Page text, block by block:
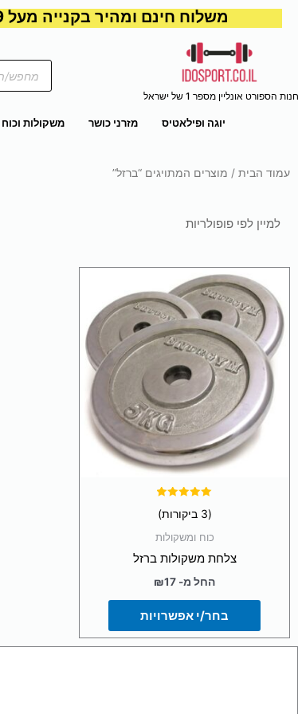
משלוח חינם ומהיר בקנייה מעל ₪199
חנות הספורט אונליין מספר 1 של ישראל
Products
search
יוגה ופילאטיס מזרני כושר משקולות וכוח
עמוד הבית / מוצרים המתויגים “ברזל”
5.00
(3 ביקורות)
כוח ומשקולות
צלחת משקולות ברזל
החל מ- ₪17
בחר/י אפשרויות
זה
יש
מספר
סוגים.
ניתן
את
האפשרויות
בעמוד
המוצר